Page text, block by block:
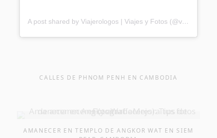
A post shared by Viajerologos | Viajes y Fotos (@viajerologos)
CALLES DE PHNOM PENH EN CAMBODIA
AMANECER EN TEMPLO DE ANGKOR WAT EN SIEM